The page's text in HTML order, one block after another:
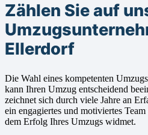
Zählen Sie auf
Ellerdorf
Die Wahl eines kompetenten
kann Ihren Umzug entscheidend
zeichnet sich durch viele Jahre an
ein engagiertes und motiviertes
dem Erfolg Ihres Umzugs widmet.